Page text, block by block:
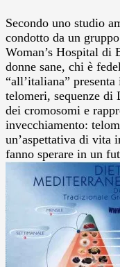
Secondo uno studio
condotto da un
Woman’s Hospital di
donne sane, chi è
“all’italiana”
telomeri, sequenze di
dei cromosomi e
invecchiamento:
un’aspettativa di vita
fanno sperare in un